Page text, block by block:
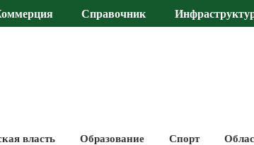
Справочник
власть Образование Спорт